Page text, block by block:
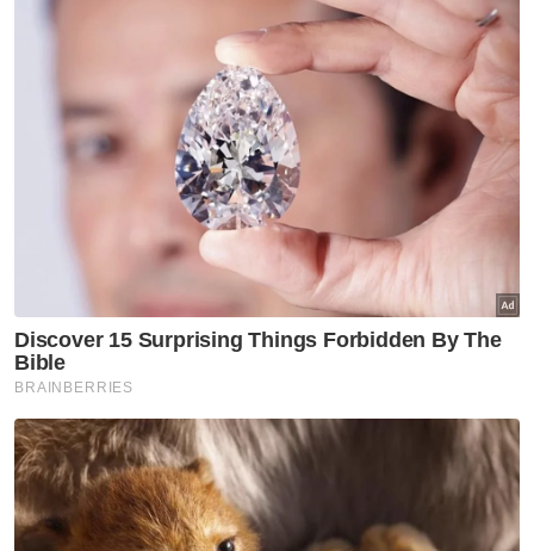
Fasa kehamilannya juga sangat
membahagiakan kerana Norazlina tidak
mengalami sebarang alahan, seolah-olah
seperti tidak mengandung bahkan setiap hari
boleh memasak dan menjaga ibunya yang
tidak sihat di hospital.
Kata Norazlina, walaupun hampir putus asa,